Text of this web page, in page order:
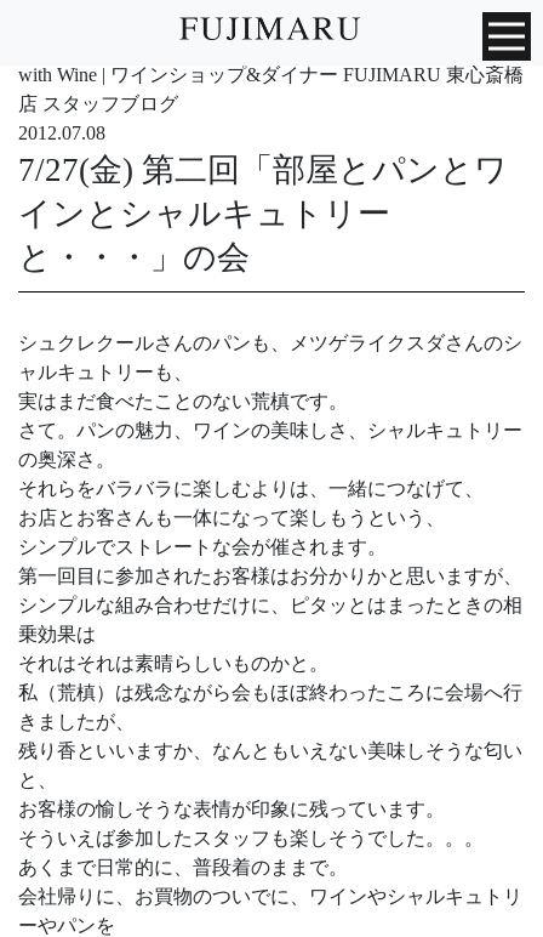
with Wine | ワインショップ&ダイナー FUJIMARU 東心斎橋
店 スタッフブログ
2012.07.08
7/27(金) 第二回「部屋とパンとワ
インとシャルキュトリー
と・・・」の会
シュクレクールさんのパンも、メツゲライクスダさんのシ
ャルキュトリーも、
実はまだ食べたことのない荒槙です。
さて。パンの魅力、ワインの美味しさ、シャルキュトリー
の奥深さ。
それらをバラバラに楽しむよりは、一緒につなげて、
お店とお客さんも一体になって楽しもうという、
シンプルでストレートな会が催されます。
第一回目に参加されたお客様はお分かりかと思いますが、
シンプルな組み合わせだけに、ピタッとはまったときの相
乗効果は
それはそれは素晴らしいものかと。
私（荒槙）は残念ながら会もほぼ終わったころに会場へ行
きましたが、
残り香といいますか、なんともいえない美味しそうな匂い
と、
お客様の愉しそうな表情が印象に残っています。
そういえば参加したスタッフも楽しそうでした。。。
あくまで日常的に、普段着のままで。
会社帰りに、お買物のついでに、ワインやシャルキュトリ
ーやパンを